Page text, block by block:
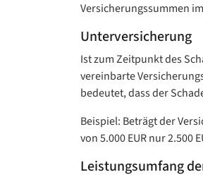
Versicherungssummen
Unterversicherung
Ist zum Zeitpunkt des
vereinbarte
bedeutet, dass der
Beispiel: Beträgt der
von 5.000 EUR nur 2.500
Leistungsumfang